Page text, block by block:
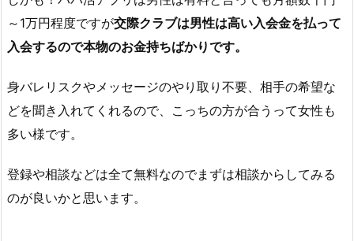
～1万円程度ですが交際クラブは男性は高い入会金を払って
入会するので本物のお金持ちばかりです。
身バレリスクやメッセージのやり取り不要、相手の希望な
どを聞き入れてくれるので、こっちの方が合うって女性も
多い様です。
登録や相談などは全て無料なのでまずは相談からしてみる
のが良いかと思います。